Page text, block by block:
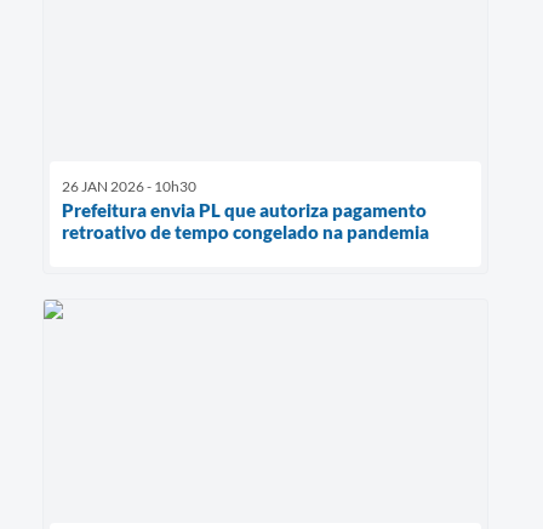
26 JAN 2026 - 10h30
Prefeitura envia PL que autoriza pagamento
retroativo de tempo congelado na pandemia